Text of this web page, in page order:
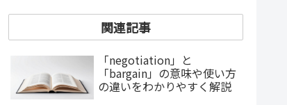
関連記事
「negotiation」と
「bargain」の意味や使い方
の違いをわかりやすく解説